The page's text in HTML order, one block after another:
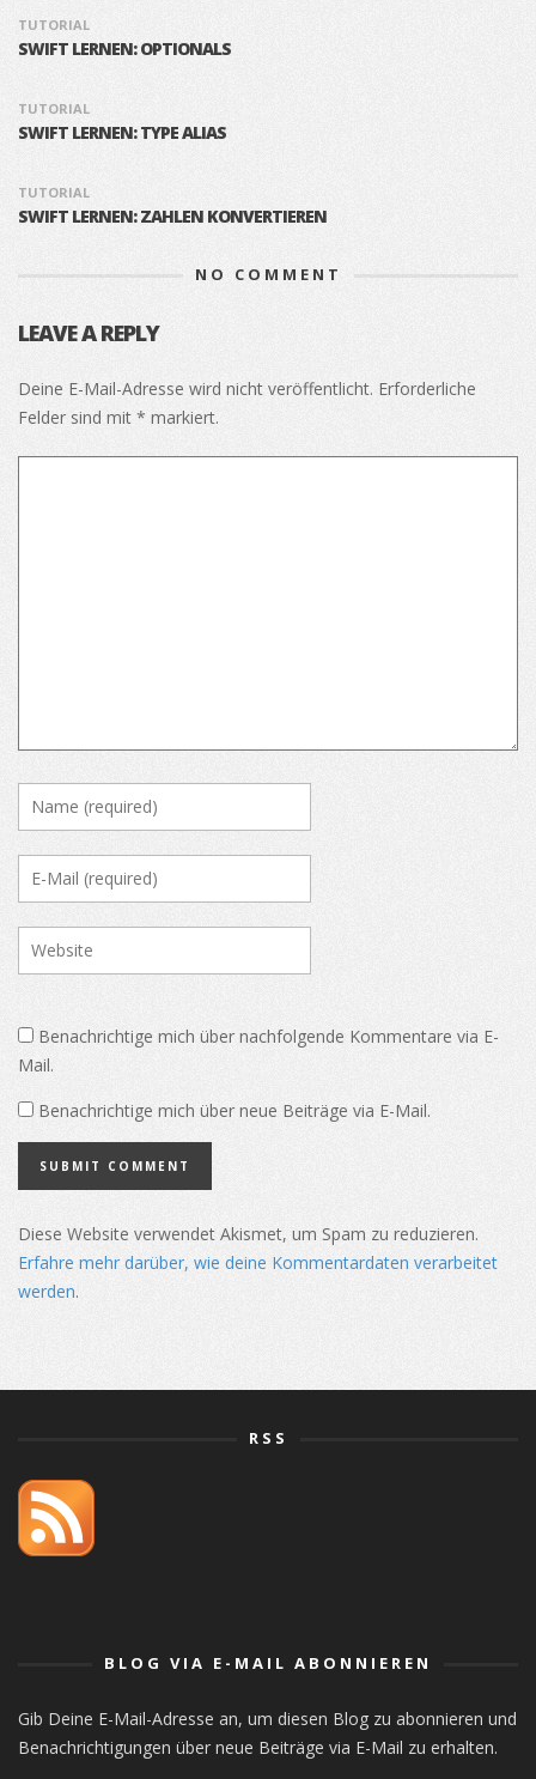
TUTORIAL
SWIFT LERNEN: OPTIONALS
TUTORIAL
SWIFT LERNEN: TYPE ALIAS
TUTORIAL
SWIFT LERNEN: ZAHLEN KONVERTIEREN
NO COMMENT
LEAVE A REPLY
Deine E-Mail-Adresse wird nicht veröffentlicht. Erforderliche
Felder sind mit * markiert.
Benachrichtige mich über nachfolgende Kommentare via E-
Mail.
Benachrichtige mich über neue Beiträge via E-Mail.
Diese Website verwendet Akismet, um Spam zu reduzieren.
Erfahre mehr darüber, wie deine Kommentardaten verarbeitet
werden.
RSS
BLOG VIA E-MAIL ABONNIEREN
Gib Deine E-Mail-Adresse an, um diesen Blog zu abonnieren und
Benachrichtigungen über neue Beiträge via E-Mail zu erhalten.